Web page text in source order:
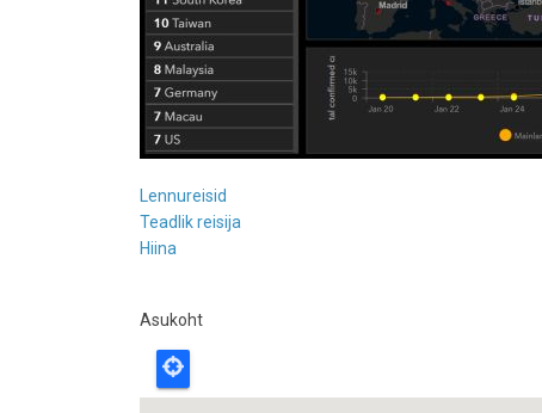
Lennureisid
Teadlik reisija
Hiina
Asukoht